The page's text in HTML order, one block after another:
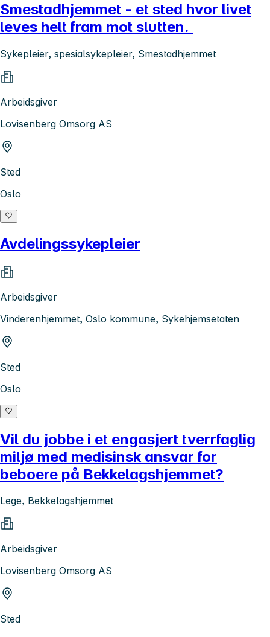
Smestadhjemmet - et sted hvor livet
leves helt fram mot slutten.
Sykepleier, spesialsykepleier, Smestadhjemmet
Arbeidsgiver
Lovisenberg Omsorg AS
Sted
Oslo
Avdelingssykepleier
Arbeidsgiver
Vinderenhjemmet, Oslo kommune, Sykehjemsetaten
Sted
Oslo
Vil du jobbe i et engasjert tverrfaglig
miljø med medisinsk ansvar for
beboere på Bekkelagshjemmet?
Lege, Bekkelagshjemmet
Arbeidsgiver
Lovisenberg Omsorg AS
Sted